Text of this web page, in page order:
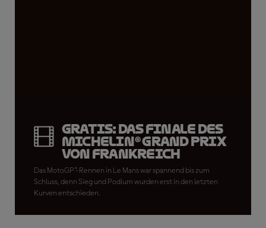
GRATIS: Das Finale des
Michelin® Grand Prix
von Frankreich
Das MotoGP™-Rennen in Le Mans war spannend bis zum
Schluss, denn Sieg und Podium wurden erst in den letzten
Kurven entschieden.